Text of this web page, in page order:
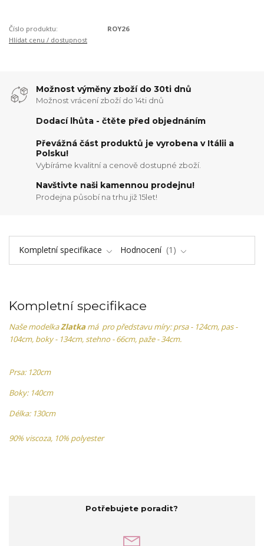
Číslo produktu:
ROY26
Hlídat cenu / dostupnost
Možnost výměny zboží do 30ti dnů
Možnost vrácení zboží do 14ti dnů
Dodací lhůta - čtěte před objednáním
Převážná část produktů je vyrobena v Itálii a
Polsku!
Vybíráme kvalitní a cenově dostupné zboží.
Navštivte naši kamennou prodejnu!
Prodejna působí na trhu již 15let!
Kompletní specifikace Hodnocení 1
Kompletní specifikace
Naše modelkaZlatkamá pro představu míry: prsa - 124cm, pas -
104cm, boky - 134cm, stehno - 66cm, paže - 34cm.
Prsa: 120cm
Boky: 140cm
Délka: 130cm
90% viscoza, 10% polyester
Potřebujete poradit?